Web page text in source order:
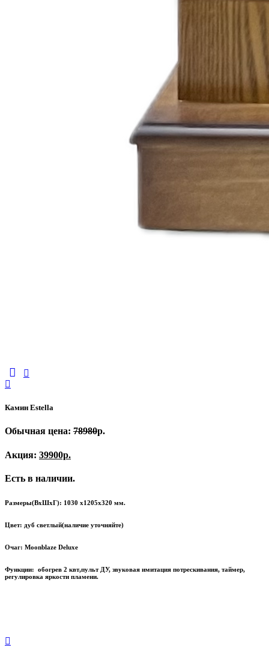
Камин Estella
Обычная цена: 78980р.
Акция: 39900р.
Есть в наличии.
Размеры(ВхШхГ): 1030 х1205х320 мм.
Цвет: дуб светлый(наличие уточняйте)
Очаг: Moonblaze Deluxe
Функции: обогрев 2 квт,пульт ДУ, звуковая имитация потрескивания, таймер,
регулировка яркости пламени.